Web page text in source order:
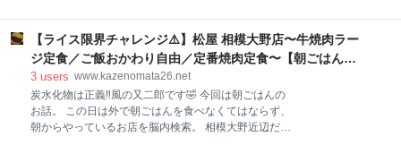
ータ】 お店に到着 年始営業初日（1/4）12:00ごろの到
着でこの位置。 長いこと通ってますが、階段ま
のラーメンチャンスを得たこの日、未訪店をリサーチ
してみるとヒットしたお店がちらほらと。 前回の小田
原ランチ記事はこちら www.kazenomata26.net ...って
なわけでちょうど淡麗系が食べたくなったタイミング
でしたので、ヒットしたお店から選んだのはこちら。
城下町 どすん さんであります。 雨のため店頭画像撮
【ライス限界チャレンジ⚠️】松屋 相模大野店〜牛焼肉ラー
ジ定食／ご飯おかわり自由／定番焼肉定食〜【朝ごはん】
- 又二郎の大食い＆デカ盛り＆ラーメン日記
3 users www.kazenomata26.net
炭水化物は正義‼️風の又二郎です🤣 今回は朝ごはんの
お話。 この日は外で朝ごはんを食べなくてはならず、
朝からやっているお店を脳内検索。 相模大野近辺だと